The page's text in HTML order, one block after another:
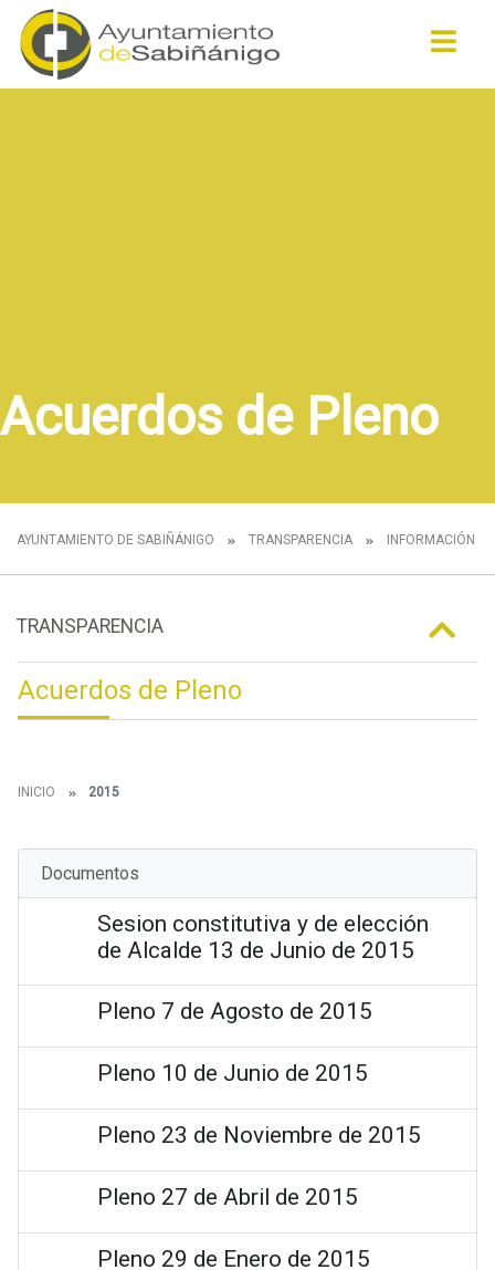
Acuerdos de Pleno
AYUNTAMIENTO DE SABIÑÁNIGO TRANSPARENCIA INFORMACIÓN
TRANSPARENCIA
Acuerdos de Pleno
INICIO 2015
Documentos
Sesion constitutiva y de elección
de Alcalde 13 de Junio de 2015
Pleno 7 de Agosto de 2015
Pleno 10 de Junio de 2015
Pleno 23 de Noviembre de 2015
Pleno 27 de Abril de 2015
Pleno 29 de Enero de 2015